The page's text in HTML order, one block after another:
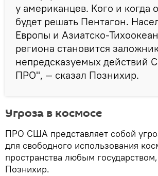
у американцев. Кого и когда
будет решать Пентагон.
Европы и Азиатско-
региона становится
непредсказуемых действий
ПРО", — сказал Познихир.
Угроза в космосе
ПРО США представляет собой
для свободного использования
пространства любым
Познихир.